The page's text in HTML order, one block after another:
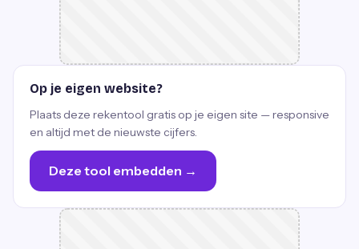
Op je eigen website?
Plaats deze rekentool gratis op je eigen site — responsive
en altijd met de nieuwste cijfers.
Deze tool embedden →